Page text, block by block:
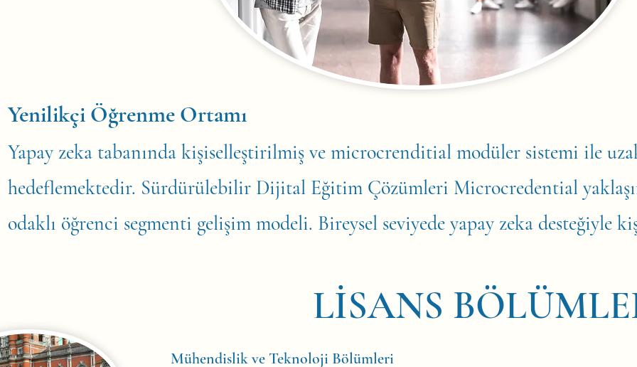
Yenilikçi Öğrenme Ortamı
Yapay zeka tabanında kişiselleştirilmiş ve microcrenditial modüler sistemi ile
hedeflemektedir. Sürdürülebilir Dijital Eğitim Çözümleri Microcredential
odaklı öğrenci segmenti gelişim modeli. Bireysel seviyede yapay zeka desteğiyle
LİSANS
Mühendislik ve Teknoloji Bölümleri